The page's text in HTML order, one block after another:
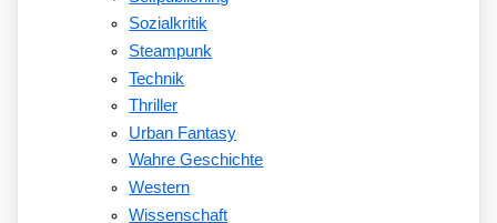
Sozialkritik
Steampunk
Technik
Thriller
Urban Fantasy
Wahre Geschichte
Western
Wissenschaft